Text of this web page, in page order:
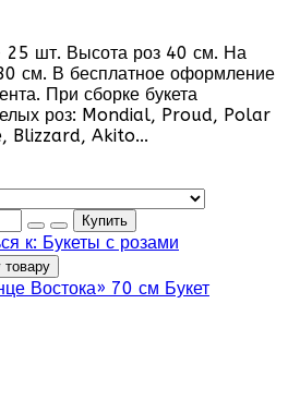
25 шт. Высота роз 40 см. На
см. В бесплатное оформление
При сборке букета
роз: Mondial, Proud, Polar
Blizzard, Akito...
к: Букеты с розами
товару
Востока» 70 см Букет